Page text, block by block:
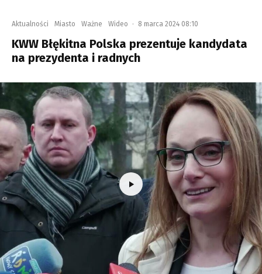
Aktualności Miasto Ważne Wideo · 8 marca 2024 08:10
KWW Błękitna Polska prezentuje kandydata
na prezydenta i radnych